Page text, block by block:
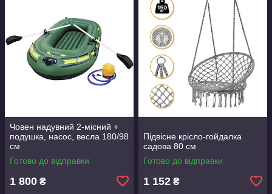
Човен надувний 2-місний +
подушка, насос, весла 180/98
см
Готово до відправки
1 800 ₴
Підвісне крісло-гойдалка
садова 80 см
Готово до відправки
1 152 ₴